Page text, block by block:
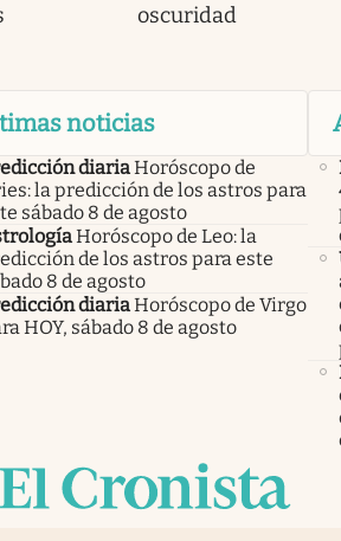
oscuridad
noticias
diariaHoróscopo de
la predicción de los astros para
sábado 8 de agosto
Horóscopo de Leo: la
de los astros para este
8 de agosto
diariaHoróscopo de Virgo
HOY, sábado 8 de agosto